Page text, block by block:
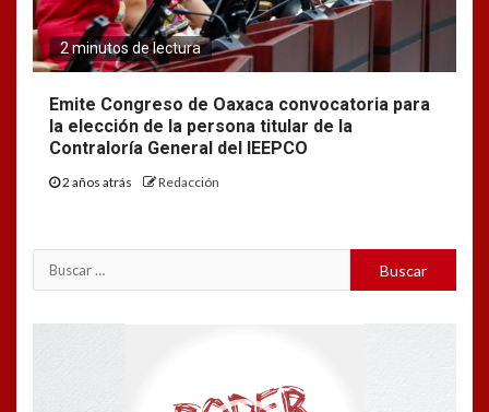
2 minutos de lectura
Emite Congreso de Oaxaca convocatoria para
la elección de la persona titular de la
Contraloría General del IEEPCO
2 años atrás Redacción
Buscar: